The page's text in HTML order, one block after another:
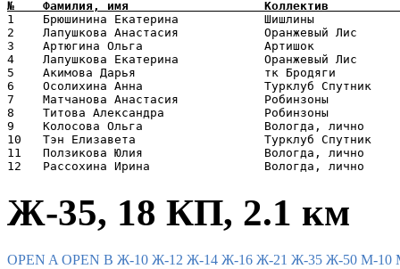
1    Брюшинина Екатерина            Шишлины
2    Лапушкова Анастасия            Оранжевый
3    Артюгина Ольга                 Артишок
4    Лапушкова Екатерина            Оранжевый
5    Акимова Дарья                  тк Бродяги
6    Осолихина Анна                 Турклуб
7    Матчанова Анастасия            Робинзоны
8    Титова Александра              Робинзоны
9    Колосова Ольга                 Вологда,
10   Тэн Елизавета                  Турклуб
11   Ползикова Юлия                 Вологда,
Ж-35, 18 КП, 2.1 км
OPEN A OPEN B Ж-10 Ж-12 Ж-14 Ж-16 Ж-21 Ж-35 Ж-50 М-10